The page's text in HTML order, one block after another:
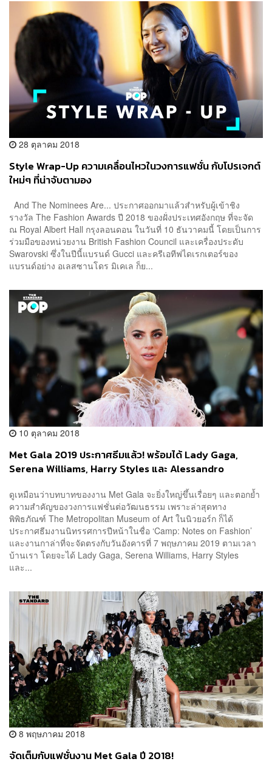
28 ตุลาคม 2018
Style Wrap-Up ความเคลื่อนไหวในวงการแฟชั่น กับโปรเจกต์
ใหม่ๆ ที่น่าจับตามอง
And The Nominees Are... ประกาศออกมาแล้วสำหรับผู้เข้าชิง
รางวัล The Fashion Awards ปี 2018 ของฝั่งประเทศอังกฤษ ที่จะจัด
ณ Royal Albert Hall กรุงลอนดอน ในวันที่ 10 ธันวาคมนี้ โดยเป็นการ
ร่วมมือของหน่วยงาน British Fashion Council และเครื่องประดับ
Swarovski ซึ่งในปีนี้แบรนด์ Gucci และครีเอทีฟไดเรกเตอร์ของ
แบรนด์อย่าง อเลสซานโดร มิเคเล ก็ย...
10 ตุลาคม 2018
Met Gala 2019 ประกาศธีมแล้ว! พร้อมได้ Lady Gaga,
Serena Williams, Harry Styles และ Alessandro
ดูเหมือนว่าบทบาทของงาน Met Gala จะยิ่งใหญ่ขึ้นเรื่อยๆ และตอกย้ำ
ความสำคัญของวงการแฟชั่นต่อวัฒนธรรม เพราะล่าสุดทาง
พิพิธภัณฑ์ The Metropolitan Museum of Art ในนิวยอร์ก ก็ได้
ประกาศธีมงานนิทรรศการปีหน้าในชื่อ ‘Camp: Notes on Fashion’
และงานกาล่าที่จะจัดตรงกับวันอังคารที่ 7 พฤษภาคม 2019 ตามเวลา
บ้านเรา โดยจะได้ Lady Gaga, Serena Williams, Harry Styles
และ...
8 พฤษภาคม 2018
จัดเต็มกับแฟชั่นงาน Met Gala ปี 2018!